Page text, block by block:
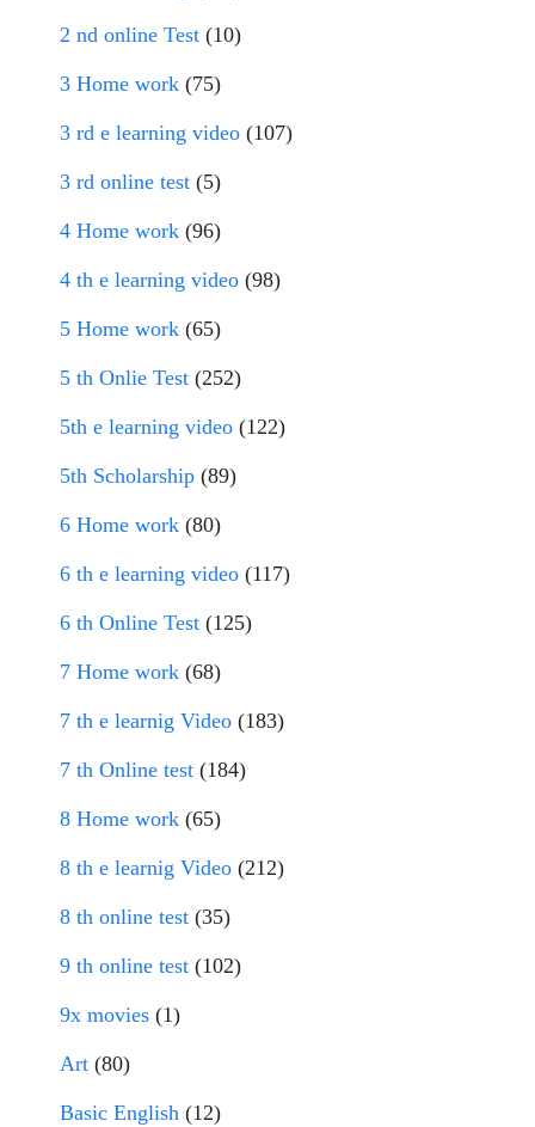
2 nd online Test (10)
3 Home work (75)
3 rd e learning video (107)
3 rd online test (5)
4 Home work (96)
4 th e learning video (98)
5 Home work (65)
5 th Onlie Test (252)
5th e learning video (122)
5th Scholarship (89)
6 Home work (80)
6 th e learning video (117)
6 th Online Test (125)
7 Home work (68)
7 th e learnig Video (183)
7 th Online test (184)
8 Home work (65)
8 th e learnig Video (212)
8 th online test (35)
9 th online test (102)
9x movies (1)
Art (80)
Basic English (12)